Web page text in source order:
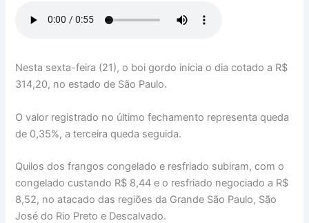
Nesta sexta-feira (21), o boi gordo inicia o dia cotado a R$
314,20, no estado de São Paulo.
O valor registrado no último fechamento representa queda
de 0,35%, a terceira queda seguida.
Quilos dos frangos congelado e resfriado subiram, com o
congelado custando R$ 8,44 e o resfriado negociado a R$
8,52, no atacado das regiões da Grande São Paulo, São
José do Rio Preto e Descalvado.